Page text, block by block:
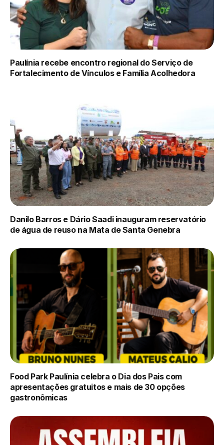
Paulínia recebe encontro regional do Serviço de
Fortalecimento de Vínculos e Família Acolhedora
Danilo Barros e Dário Saadi inauguram reservatório
de água de reuso na Mata de Santa Genebra
Food Park Paulínia celebra o Dia dos Pais com
apresentações gratuitos e mais de 30 opções
gastronômicas